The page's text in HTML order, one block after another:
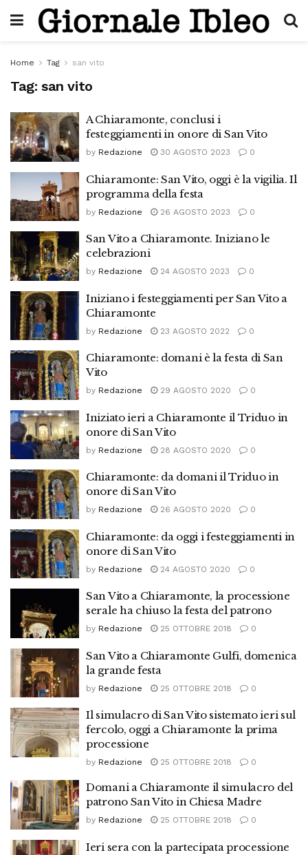
Home Tag san vito
Tag: san vito
A Chiaramonte, conclusi i
festeggiamenti in onore di San Vito
by Redazione 30 AGOSTO 2023 0
Chiaramonte: San Vito, oggi è la vigilia. Il
programma della festa
by Redazione 26 AGOSTO 2023 0
San Vito a Chiaramonte. Iniziano le
celebrazioni
by Redazione 24 AGOSTO 2023 0
Iniziano i festeggiamenti per San Vito a
Chiaramonte
by Redazione 23 AGOSTO 2022 0
Chiaramonte: domani è la festa di San
Vito
by Redazione 29 AGOSTO 2020 0
Iniziato ieri a Chiaramonte il Triduo in
onore di San Vito
by Redazione 28 AGOSTO 2020 0
Chiaramonte: da domani il Triduo in
onore di San Vito
by Redazione 26 AGOSTO 2020 0
Chiaramonte: da oggi i festeggiamenti in
onore di San Vito
by Redazione 24 AGOSTO 2020 0
San Vito a Chiaramonte, la processione
serale ha chiuso la festa del patrono
by Redazione 25 OTTOBRE 2018 0
San Vito a Chiaramonte Gulfi, domenica
la grande festa
by Redazione 25 OTTOBRE 2018 0
Il simulacro di San Vito sistemato ieri sul
fercolo, oggi a Chiaramonte la prima
processione
by Redazione 25 OTTOBRE 2018 0
Domani a Chiaramonte il simulacro del
patrono San Vito in Chiesa Madre
by Redazione 25 OTTOBRE 2018 0
Ieri sera con la partecipata processione